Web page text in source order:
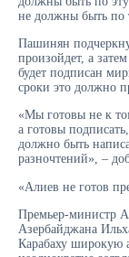
не должны быть по
Пашинян
произойдет, а
будет подписан
сроки это должно
«Мы готовы не к
а готовы
должно быть
разночтений», –
«Алиев не готов
Премьер-министр
Азербайджана
Карабаху широкую